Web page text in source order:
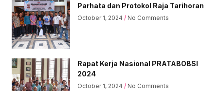
Parhata dan Protokol Raja Tarihoran
October 1, 2024 No Comments
Rapat Kerja Nasional PRATABOBSI
2024
October 1, 2024 No Comments